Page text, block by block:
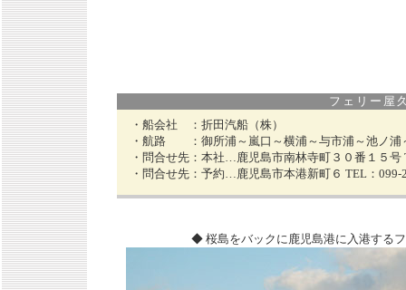
フェリー屋
・船会社 ： 折田汽船（株）
・航路 ： 御所浦～嵐口～横浦～与市浦～池ノ浦
・問合せ先： 本社…鹿児島市南林寺町３０番１５号
・問合せ先： 予約…鹿児島市本港新町６ TEL：099-
◆ 桜島をバックに鹿児島港に入港する